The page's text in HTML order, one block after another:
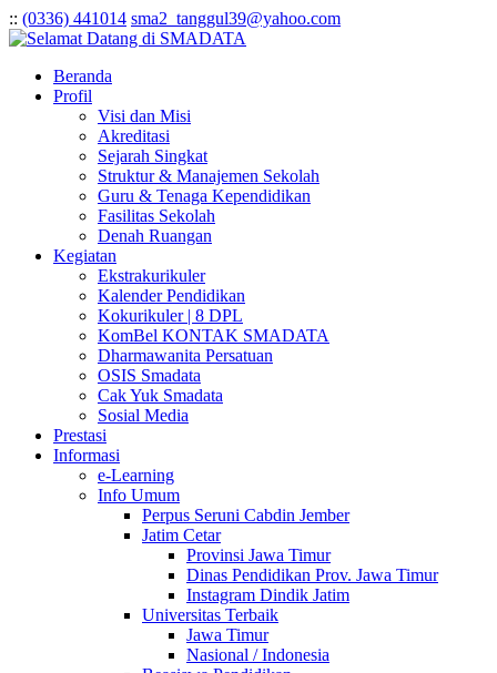
:: (0336) 441014 sma2_tanggul39@yahoo.com
Beranda
Profil
Visi dan Misi
Akreditasi
Sejarah Singkat
Struktur & Manajemen Sekolah
Guru & Tenaga Kependidikan
Fasilitas Sekolah
Denah Ruangan
Kegiatan
Ekstrakurikuler
Kalender Pendidikan
Kokurikuler | 8 DPL
KomBel KONTAK SMADATA
Dharmawanita Persatuan
OSIS Smadata
Cak Yuk Smadata
Sosial Media
Prestasi
Informasi
e-Learning
Info Umum
Perpus Seruni Cabdin Jember
Jatim Cetar
Provinsi Jawa Timur
Dinas Pendidikan Prov. Jawa Timur
Instagram Dindik Jatim
Universitas Terbaik
Jawa Timur
Nasional / Indonesia